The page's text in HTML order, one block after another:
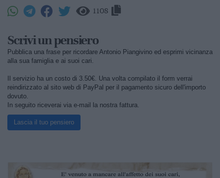
1108
Scrivi un pensiero
Pubblica una frase per ricordare Antonio Piangivino ed esprimi vicinanza
alla sua famiglia e ai suoi cari.
Il servizio ha un costo di 3.50€. Una volta compilato il form verrai
reindirizzato al sito web di PayPal per il pagamento sicuro dell'importo
dovuto.
In seguito riceverai via e-mail la nostra fattura.
Lascia il tuo pensiero